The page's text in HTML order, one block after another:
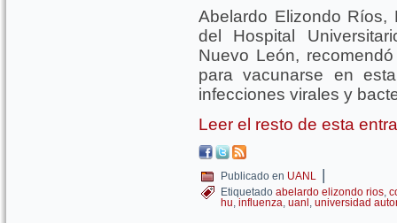
Abelardo Elizondo Ríos,
del Hospital
Nuevo León,
para vacunarse en
infecciones virales y
Leer el resto de esta
Publicado en UANL |
Etiquetado abelardo elizondo rios,
hu, influenza, uanl , universidad